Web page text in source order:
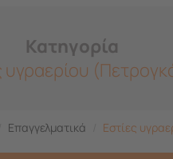
Κατηγορία
υγραερίου
Επαγγελματικά Εστίες